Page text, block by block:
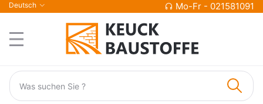
Deutsch Mo-Fr - 021581091